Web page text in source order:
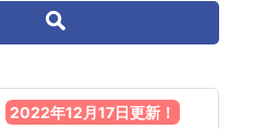
2022年12月17日更新！